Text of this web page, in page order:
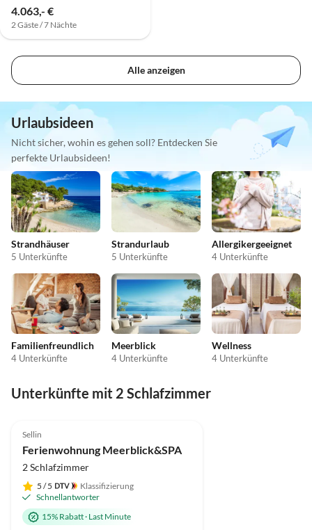
4.063,- €
2 Gäste / 7 Nächte
Alle anzeigen
Urlaubsideen
Nicht sicher, wohin es gehen soll? Entdecken Sie
perfekte Urlaubsideen!
Strandhäuser
5 Unterkünfte
Strandurlaub
5 Unterkünfte
Allergikergeeignet
4 Unterkünfte
Familienfreundlich
4 Unterkünfte
Meerblick
4 Unterkünfte
Wellness
4 Unterkünfte
Unterkünfte mit 2 Schlafzimmer
Sellin
Ferienwohnung Meerblick&SPA
2 Schlafzimmer
5 / 5
Klassifizierung
Schnellantworter
15% Rabatt· Last Minute